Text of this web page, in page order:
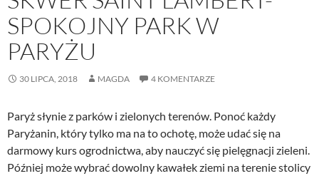
SPOKOJNY PARK W
PARYŻU
30 LIPCA, 2018 MAGDA 4 KOMENTARZE
Paryż słynie z parków i zielonych terenów. Ponoć każdy
Paryżanin, który tylko ma na to ochotę, może udać się na
darmowy kurs ogrodnictwa, aby nauczyć się pielęgnacji zieleni.
Później może wybrać dowolny kawałek ziemi na terenie stolicy